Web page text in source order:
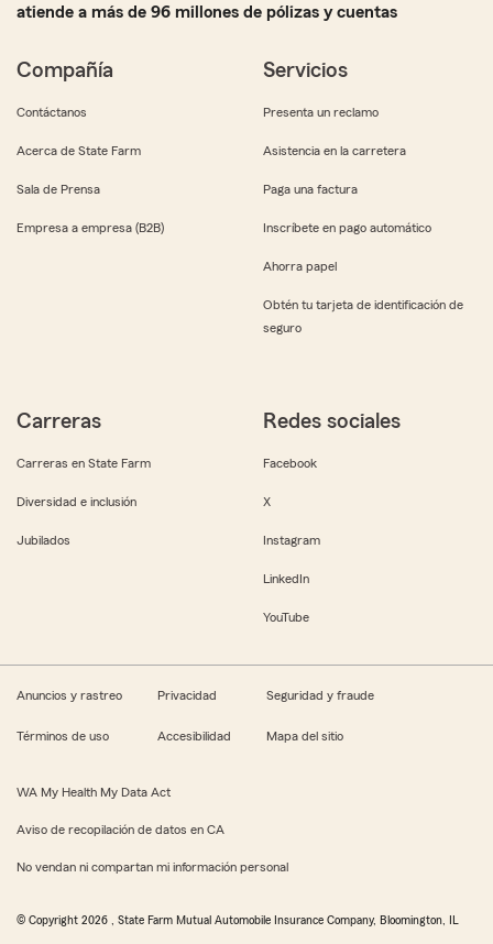
atiende a más de 96 millones de pólizas y cuentas
Compañía
Contáctanos
Acerca de State Farm
Sala de Prensa
Empresa a empresa (B2B)
Servicios
Presenta un reclamo
Asistencia en la carretera
Paga una factura
Inscríbete en pago automático
Ahorra papel
Obtén tu tarjeta de identificación de
seguro
Carreras
Carreras en State Farm
Diversidad e inclusión
Jubilados
Redes sociales
Facebook
X
Instagram
LinkedIn
YouTube
Anuncios y rastreo Privacidad Seguridad y fraude
Términos de uso Accesibilidad Mapa del sitio
WA My Health My Data Act
Aviso de recopilación de datos en CA
No vendan ni compartan mi información personal
© Copyright 2026 , State Farm Mutual Automobile Insurance Company, Bloomington, IL